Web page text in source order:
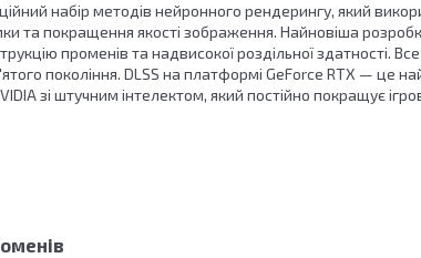
набір методів нейронного рендерингу, який
та покращення якості зображення. Найновіша
променів та надвисокої роздільної здатності.
покоління. DLSS на платформі GeForce RTX — це
зі штучним інтелектом, який постійно покращує